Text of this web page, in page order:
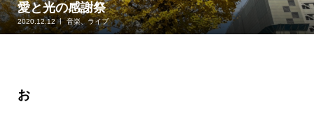
愛と光の感謝祭
2020.12.12 音楽、ライブ
お